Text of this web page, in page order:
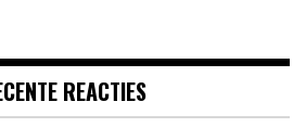
REACTIES